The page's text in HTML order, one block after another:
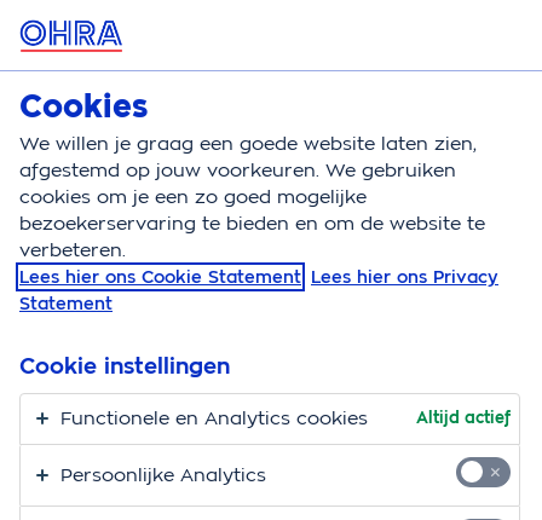
MENU
Zorgverzekering
Zorgverzekering Zorginkoop Betekenis
Goede afspraken met
zorgverleners
betaalbaar. En dat wil OHRA
Daarom worden er afspraken gemaakt met
zorgverleners over de kwaliteit, prijs, wachttijden en
bereikbaarheid van zorg. Ook wordt afgesproken
hoeveel zorg ze verlenen. Dat heet zorginkoop. Met
Cookies
We willen je graag een goede website laten zien,
afgestemd op jouw voorkeuren. We gebruiken
cookies om je een zo goed mogelijke
bezoekerservaring te bieden en om de website te
verbeteren.
Lees hier ons Cookie Statement Lees hier ons Privacy
Statement
Cookie instellingen
Functionele en Analytics cookies Altijd actief
Persoonlijke Analytics